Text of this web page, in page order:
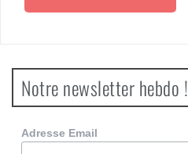
Notre newsletter hebdo !
Adresse Email